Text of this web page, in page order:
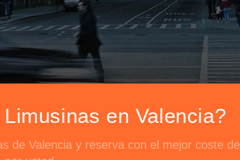
en Valencia?
de Valencia y reserva con el mejor coste